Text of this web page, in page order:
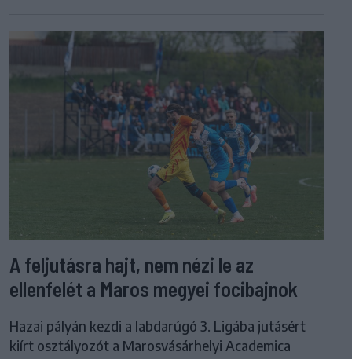
A feljutásra hajt, nem nézi le az
ellenfelét a Maros megyei focibajnok
Hazai pályán kezdi a labdarúgó 3. Ligába jutásért
kiírt osztályozót a Marosvásárhelyi Academica